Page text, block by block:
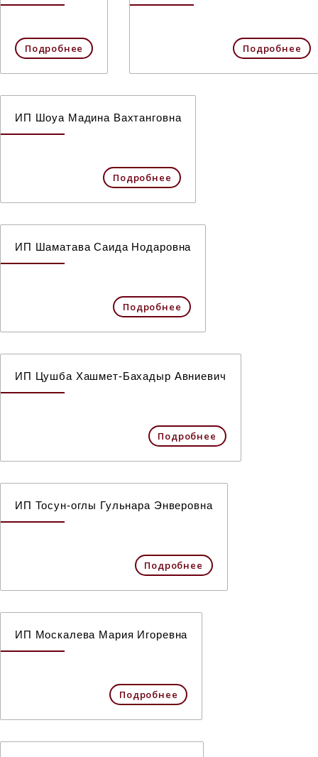
Подробнее Подробнее
ИП Шоуа Мадина Вахтанговна
Подробнее
ИП Шаматава Саида Нодаровна
Подробнее
ИП Цушба Хашмет-Бахадыр Авниевич
Подробнее
ИП Тосун-оглы Гульнара Энверовна
Подробнее
ИП Москалева Мария Игоревна
Подробнее